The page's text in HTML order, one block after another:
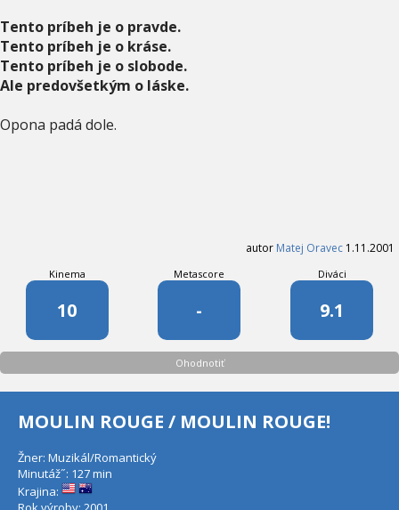
Tento príbeh je o pravde.
Tento príbeh je o kráse.
Tento príbeh je o slobode.
Ale predovšetkým o láske.
Opona padá dole.
autor Matej Oravec 1.11.2001
Kinema
10
Metascore
-
Diváci
9.1
Ohodnotiť
MOULIN ROUGE / MOULIN ROUGE!
Žner: Muzikál/Romantický
Minutáž˝: 127 min
Krajina: